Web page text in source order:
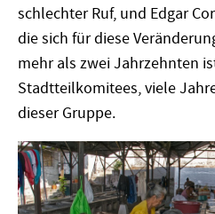
schlechter Ruf, und Edgar
die sich für diese
mehr als zwei Jahrzehnten
Stadtteilkomitees, viele
dieser Gruppe.